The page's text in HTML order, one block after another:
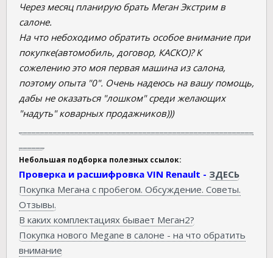
Через месяц планирую брать Меган Экстрим в
салоне.
На что небоходимо обратить особое внимание при
покупке(автомобиль, договор, КАСКО)? К
сожелению это моя первая машина из салона,
поэтому опыта "0". Очень надеюсь на вашу помощь,
дабы не оказаться "лошком" среди желающих
"надуть" коварных продажников)))
Небольшая подборка полезных ссылок:
Проверка и расшифровка VIN Renault - ЗДЕСЬ
Покупка Мегана с пробегом. Обсуждение. Советы.
Отзывы.
В каких комплектациях бывает Меган2?
Покупка нового Megane в салоне - на что обратить
внимание